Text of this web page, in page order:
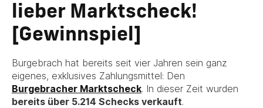
lieber Marktscheck!
[Gewinnspiel]
Burgebrach hat bereits seit vier Jahren sein ganz
eigenes, exklusives Zahlungsmittel: Den
Burgebracher Marktscheck. In dieser Zeit wurden
bereits über 5.214 Schecks verkauft.